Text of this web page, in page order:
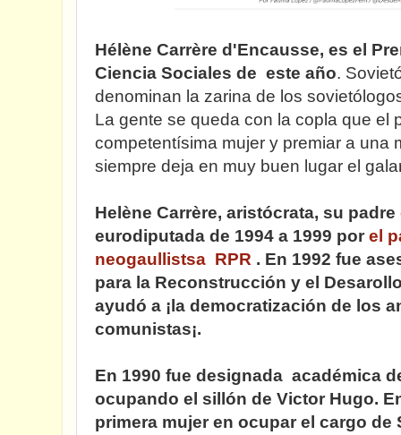
Hélène Carrère d'Encausse, es el
Ciencia Sociales de este año.
denominan la zarina de los
La gente se queda con la copla que el
competentísima mujer y premiar a una
siempre deja en muy buen lugar el
Helène Carrère, aristócrata, su
eurodiputada de 1994 a 1999 por el
neogaullistsa RPR . En 1992 fue
para la Reconstrucción y el
ayudó a ¡la democratización de los
comunistas¡.
En 1990 fue designada académica
ocupando el sillón de Victor Hugo.
primera mujer en ocupar el cargo de